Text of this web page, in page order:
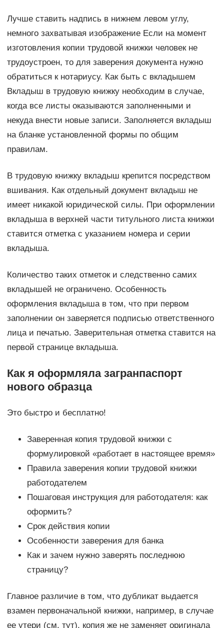
Лучше ставить надпись в нижнем левом углу,
немного захватывая изображение Если на момент
изготовления копии трудовой книжки человек не
трудоустроен, то для заверения документа нужно
обратиться к нотариусу. Как быть с вкладышем
Вкладыш в трудовую книжку необходим в случае,
когда все листы оказываются заполненными и
некуда внести новые записи. Заполняется вкладыш
на бланке установленной формы по общим
правилам.
В трудовую книжку вкладыш крепится посредством
вшивания. Как отдельный документ вкладыш не
имеет никакой юридической силы. При оформлении
вкладыша в верхней части титульного листа книжки
ставится отметка с указанием номера и серии
вкладыша.
Количество таких отметок и следственно самих
вкладышей не ограничено. Особенность
оформления вкладыша в том, что при первом
заполнении он заверяется подписью ответственного
лица и печатью. Заверительная отметка ставится на
первой странице вкладыша.
Как я оформляла загранпаспорт
нового образца
Это быстро и бесплатно!
Заверенная копия трудовой книжки с
формулировкой «работает в настоящее время»
Правила заверения копии трудовой книжки
работодателем
Пошаговая инструкция для работодателя: как
оформить?
Срок действия копии
Особенности заверения для банка
Как и зачем нужно заверять последнюю
страницу?
Главное различие в том, что дубликат выдается
взамен первоначальной книжки, например, в случае
ее утери (см. тут), копия же не заменяет оригинала